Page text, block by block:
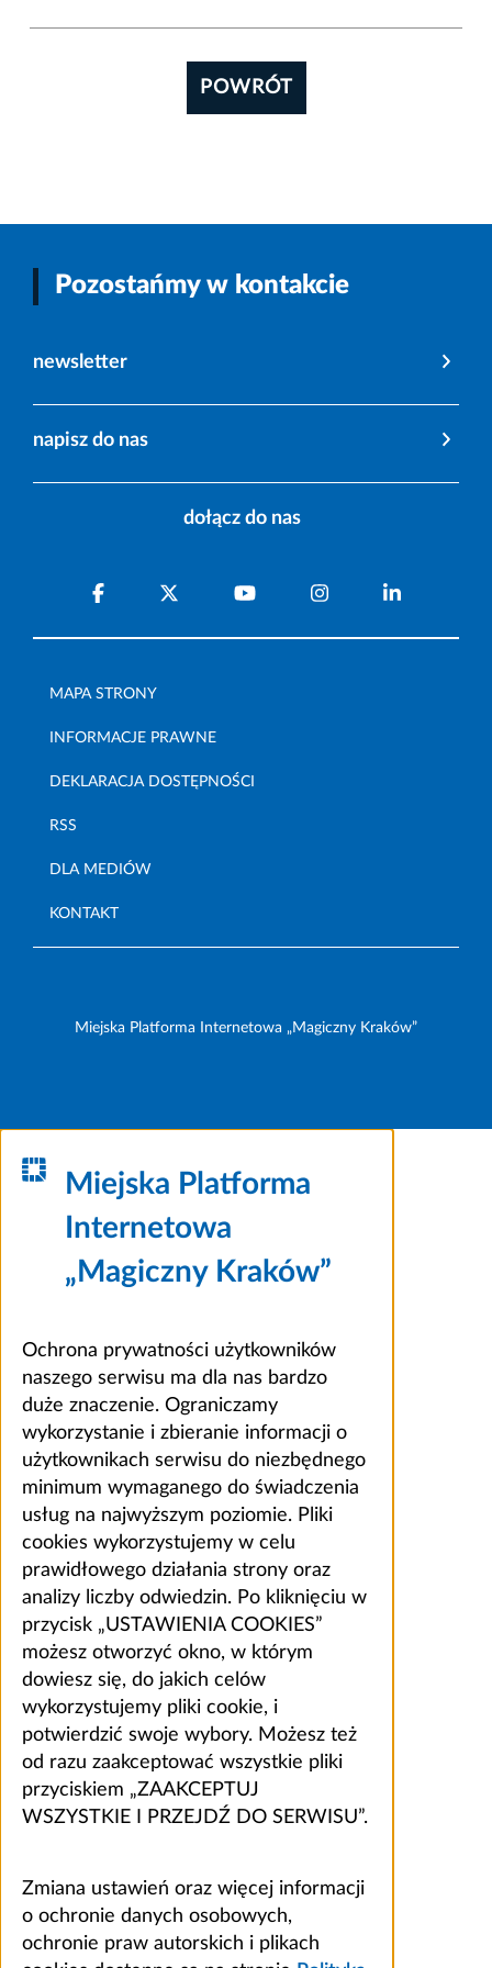
POWRÓT
Pozostańmy w kontakcie
newsletter
napisz do nas
dołącz do nas
MAPA STRONY
INFORMACJE PRAWNE
DEKLARACJA DOSTĘPNOŚCI
RSS
DLA MEDIÓW
KONTAKT
Miejska Platforma Internetowa „Magiczny Kraków”
Miejska Platforma
Internetowa
„Magiczny Kraków”
Ochrona prywatności użytkowników
naszego serwisu ma dla nas bardzo
duże znaczenie. Ograniczamy
wykorzystanie i zbieranie informacji o
użytkownikach serwisu do niezbędnego
minimum wymaganego do świadczenia
usług na najwyższym poziomie. Pliki
cookies wykorzystujemy w celu
prawidłowego działania strony oraz
analizy liczby odwiedzin. Po kliknięciu w
przycisk „USTAWIENIA COOKIES”
możesz otworzyć okno, w którym
dowiesz się, do jakich celów
wykorzystujemy pliki cookie, i
potwierdzić swoje wybory. Możesz też
od razu zaakceptować wszystkie pliki
przyciskiem „ZAAKCEPTUJ
WSZYSTKIE I PRZEJDŹ DO SERWISU”.
Zmiana ustawień oraz więcej informacji
o ochronie danych osobowych,
ochronie praw autorskich i plikach